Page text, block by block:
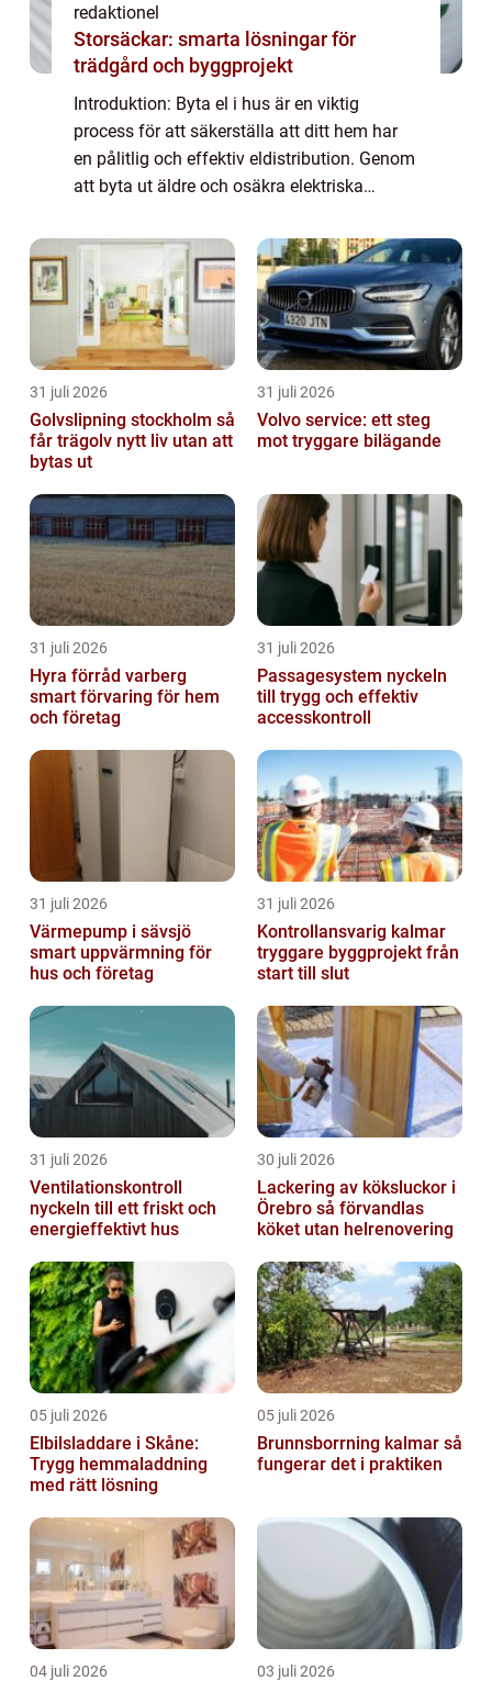
redaktionel
Storsäckar: smarta lösningar för
trädgård och byggprojekt
Introduktion: Byta el i hus är en viktig
process för att säkerställa att ditt hem har
en pålitlig och effektiv eldistribution. Genom
att byta ut äldre och osäkra elektriska
energiförbrukningen och anpassa di...
31 juli 2026
Golvslipning stockholm så
får trägolv nytt liv utan att
bytas ut
31 juli 2026
Volvo service: ett steg
mot tryggare bilägande
31 juli 2026
Hyra förråd varberg
smart förvaring för hem
och företag
31 juli 2026
Passagesystem nyckeln
till trygg och effektiv
accesskontroll
31 juli 2026
Värmepump i sävsjö
smart uppvärmning för
hus och företag
31 juli 2026
Kontrollansvarig kalmar
tryggare byggprojekt från
start till slut
31 juli 2026
Ventilationskontroll
nyckeln till ett friskt och
energieffektivt hus
30 juli 2026
Lackering av köksluckor i
Örebro så förvandlas
köket utan helrenovering
05 juli 2026
Elbilsladdare i Skåne:
Trygg hemmaladdning
med rätt lösning
05 juli 2026
Brunnsborrning kalmar så
fungerar det i praktiken
04 juli 2026 03 juli 2026